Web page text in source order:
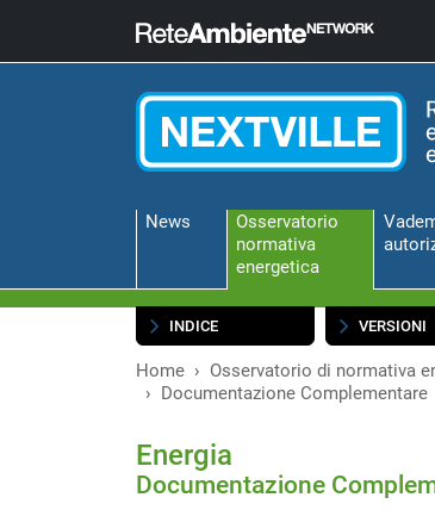
News
Osservatorio
normativa
energetica
INDICE VERSIONI
Home Osservatorio di normativa
Documentazione Complementare
Energia
Documentazione